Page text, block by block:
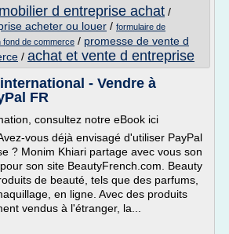
d entreprise achat /
acheter ou louer / formulaire de
fond de commerce / promesse de vente d
/ achat et vente d entreprise
- Vendre à
FR
consultez notre eBook ici
vous déjà envisagé d'utiliser PayPal
? Monim Khiari partage avec vous son
son site BeautyFrench.com. Beauty
de beauté, tels que des parfums,
en ligne. Avec des produits
vendus à l'étranger, la...